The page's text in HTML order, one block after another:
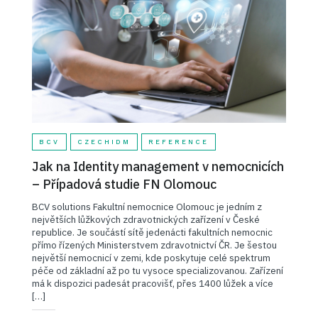
BCV CZECHIDM REFERENCE
Jak na Identity management v nemocnicích
– Případová studie FN Olomouc
BCV solutions Fakultní nemocnice Olomouc je jedním z
největších lůžkových zdravotnických zařízení v České
republice. Je součástí sítě jedenácti fakultních nemocnic
přímo řízených Ministerstvem zdravotnictví ČR. Je šestou
největší nemocnicí v zemi, kde poskytuje celé spektrum
péče od základní až po tu vysoce specializovanou. Zařízení
má k dispozici padesát pracovišť, přes 1400 lůžek a více
[…]